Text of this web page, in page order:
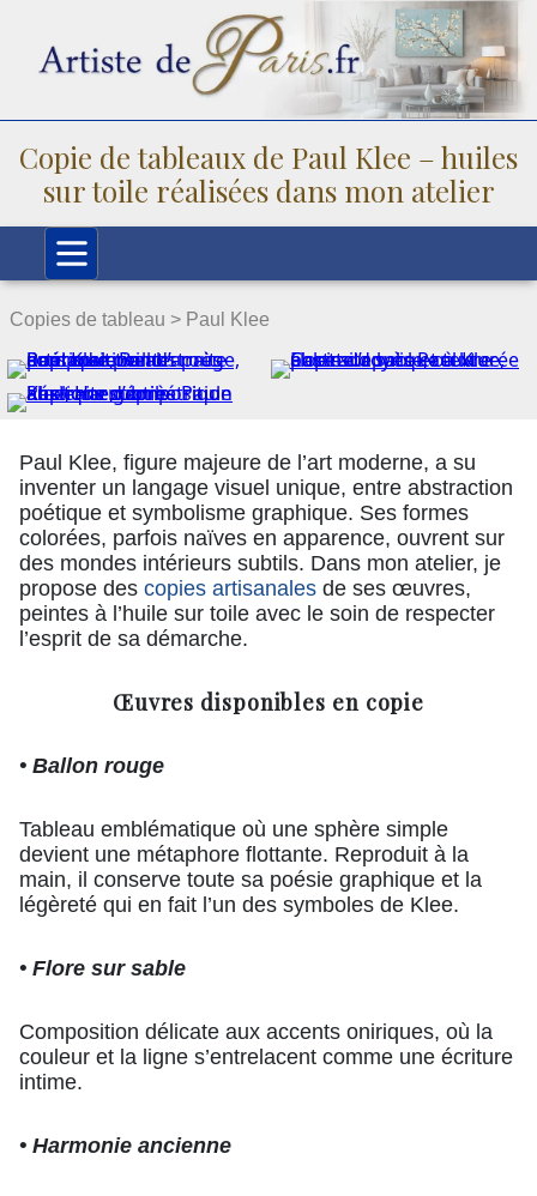
Copie de tableaux de Paul Klee – huiles
sur toile réalisées dans mon atelier
Copies de tableau > Paul Klee
Paul Klee, figure majeure de l’art moderne, a su
inventer un langage visuel unique, entre abstraction
poétique et symbolisme graphique. Ses formes
colorées, parfois naïves en apparence, ouvrent sur
des mondes intérieurs subtils. Dans mon atelier, je
propose des copies artisanales de ses œuvres,
peintes à l’huile sur toile avec le soin de respecter
l’esprit de sa démarche.
Œuvres disponibles en copie
• Ballon rouge
Tableau emblématique où une sphère simple
devient une métaphore flottante. Reproduit à la
main, il conserve toute sa poésie graphique et la
légèreté qui en fait l’un des symboles de Klee.
• Flore sur sable
Composition délicate aux accents oniriques, où la
couleur et la ligne s’entrelacent comme une écriture
intime.
• Harmonie ancienne